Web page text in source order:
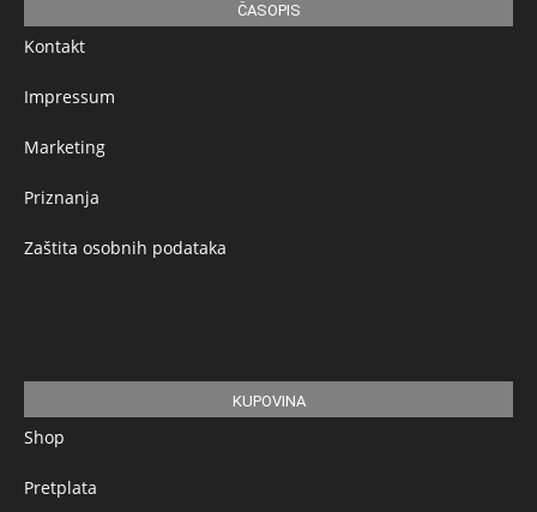
ČASOPIS
Kontakt
Impressum
Marketing
Priznanja
Zaštita osobnih podataka
KUPOVINA
Shop
Pretplata